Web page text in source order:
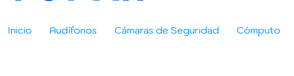
Inicio Audífonos Cámaras de Seguridad Cómputo